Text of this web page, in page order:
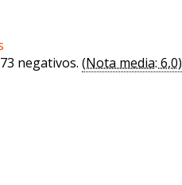
negativos. (Nota media: 6,0)